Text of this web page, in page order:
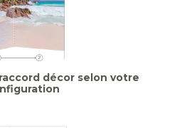
décor selon votre